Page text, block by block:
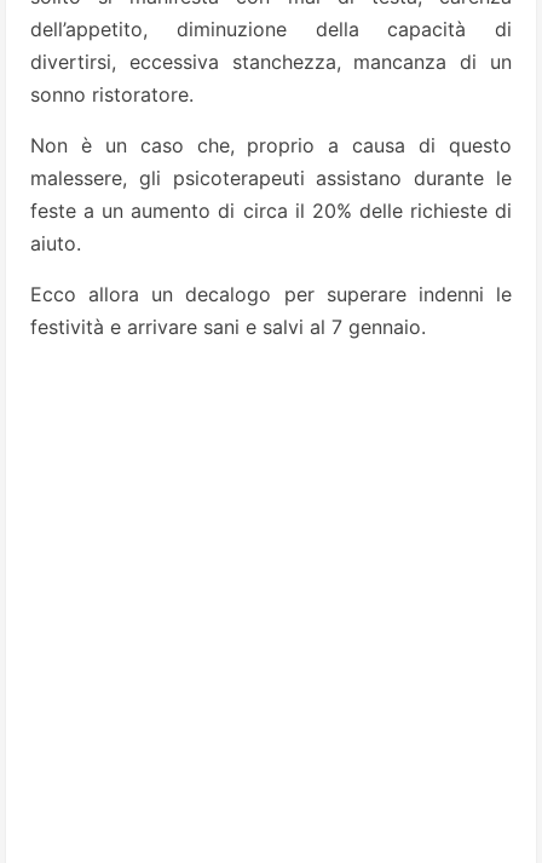
dell’appetito, diminuzione della capacità di
divertirsi, eccessiva stanchezza, mancanza di un
sonno ristoratore.
Non è un caso che, proprio a causa di questo
malessere, gli psicoterapeuti assistano durante le
feste a un aumento di circa il 20% delle richieste di
aiuto.
Ecco allora un decalogo per superare indenni le
festività e arrivare sani e salvi al 7 gennaio.